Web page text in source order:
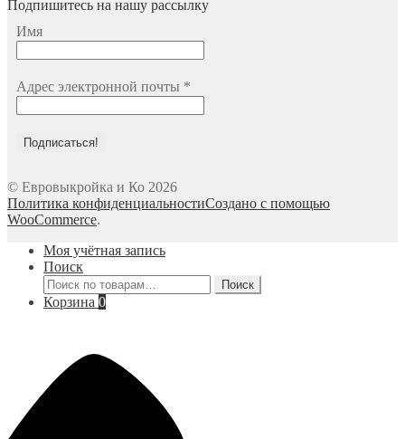
Подпишитесь на нашу рассылку
Имя
Адрес электронной почты *
© Евровыкройка и Ко 2026
Политика конфиденциальностиСоздано с помощью
WooCommerce.
Моя учётная запись
Поиск
Искать:
Поиск
Корзина 0